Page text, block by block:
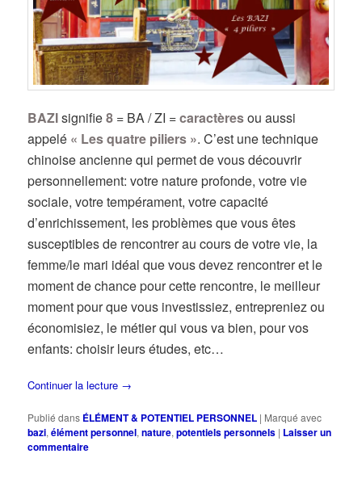
BAZIsignifie8 = BA / ZI =caractèresou aussi
appelé « Les quatre piliers ». C’est une technique
chinoise ancienne qui permet de vous découvrir
personnellement: votre nature profonde, votre vie
sociale, votre tempérament, votre capacité
d’enrichissement, les problèmes que vous êtes
susceptibles de rencontrer au cours de votre vie, la
femme/le mari idéal que vous devez rencontrer et le
moment de chance pour cette rencontre, le meilleur
moment pour que vous investissiez, entrepreniez ou
économisiez, le métier qui vous va bien, pour vos
enfants: choisir leurs études, etc…
Continuer la lecture →
Publié dans ÉLÉMENT & POTENTIEL PERSONNEL | Marqué avec
bazi,élément personnel,nature,potentiels personnels | Laisser un
commentaire